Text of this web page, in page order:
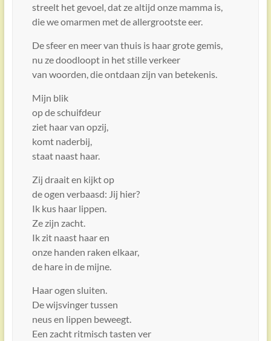
streelt het gevoel, dat ze altijd onze mamma is,
die we omarmen met de allergrootste eer.
De sfeer en meer van thuis is haar grote gemis,
nu ze doodloopt in het stille verkeer
van woorden, die ontdaan zijn van betekenis.
Mijn blik
op de schuifdeur
ziet haar van opzij,
komt naderbij,
staat naast haar.
Zij draait en kijkt op
de ogen verbaasd: Jij hier?
Ik kus haar lippen.
Ze zijn zacht.
Ik zit naast haar en
onze handen raken elkaar,
de hare in de mijne.
Haar ogen sluiten.
De wijsvinger tussen
neus en lippen beweegt.
Een zacht ritmisch tasten ver